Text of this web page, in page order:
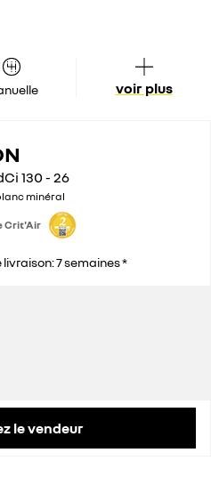
voir plus
130 - 26
minéral
Crit'Air
7 semaines *
le vendeur